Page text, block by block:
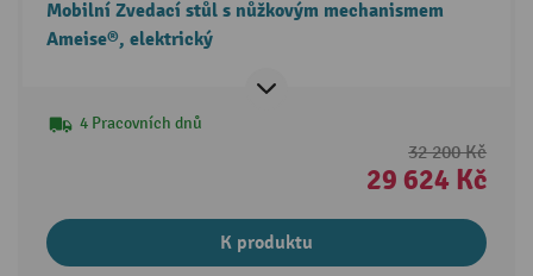
Mobilní Zvedací stůl s nůžkovým mechanismem
Ameise®, elektrický
4 Pracovních dnů
32 200 Kč
29 624 Kč
K produktu